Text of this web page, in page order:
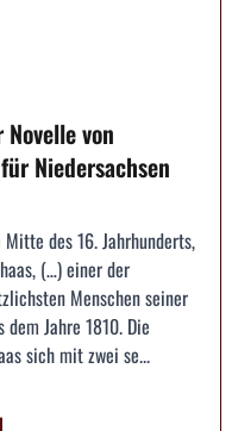
von
Niedersachsen
des 16. Jahrhunderts,
(…) einer der
Menschen seiner
Jahre 1810. Die
sich mit zwei se...